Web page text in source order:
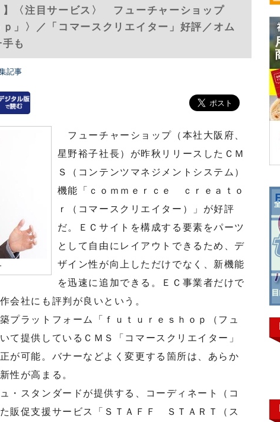
】〈注目サービス〉 フューチャーショップ
ｐ」〉／「コマースクリエイター」好評／オム
も
記事
フューチャーショップ（本社大阪府、
星野裕子社長）が昨秋リリースしたＣＭ
Ｓ（コンテンツマネジメントシステム）
機能「ｃｏｍｍｅｒｃｅ ｃｒｅａｔｏ
ｒ（コマースクリエイター）」が好評
だ。ＥＣサイトを構成する要素をパーツ
として自由にレイアウトできるため、デ
ザイン性が向上しただけでなく、新機能
を迅速に追加できる。ＥＣ事業者だけで
会社にも評判が良いという。
プラットフォーム「ｆｕｔｕｒｅｓｈｏｐ（フュ
て提供しているＣＭＳ「コマースクリエイター」
が可能。バナーなどよく変更する箇所は、あらか
性が高まる。
・スタンダードが提供する、コーディネート（コ
販促支援サービス「ＳＴＡＦＦ ＳＴＡＲＴ（ス